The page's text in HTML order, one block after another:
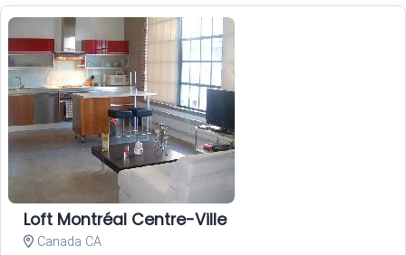
Loft Montréal Centre-Ville
Canada CA